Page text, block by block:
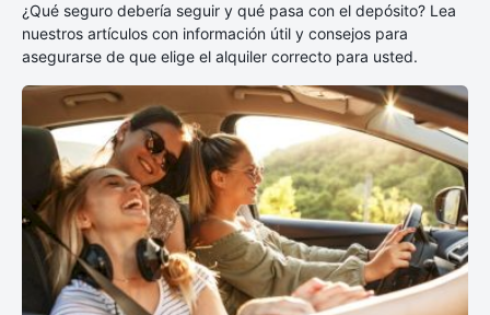
¿Qué seguro debería seguir y qué pasa con el depósito? Lea
nuestros artículos con información útil y consejos para
asegurarse de que elige el alquiler correcto para usted.